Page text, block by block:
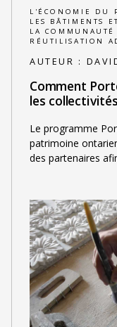
L'ÉCONOMIE DU
LES BÂTIMENTS
LA COMMUNAUTÉ
RÉUTILISATION
AUTEUR :
Comment
les
Le programme
patrimoine
des partenaires